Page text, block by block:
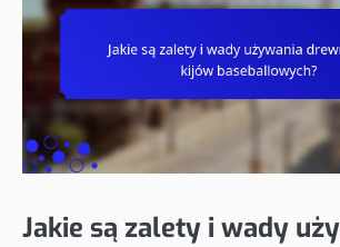
Jakie są zalety i wady